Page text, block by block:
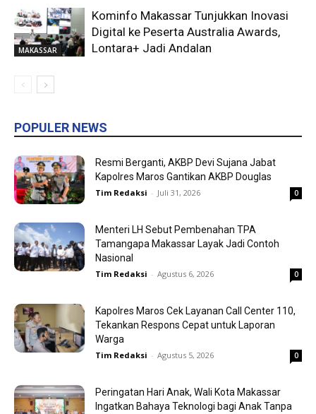
MAKASSAR
Kominfo Makassar Tunjukkan Inovasi
Digital ke Peserta Australia Awards,
Lontara+ Jadi Andalan
POPULER NEWS
Resmi Berganti, AKBP Devi Sujana Jabat
Kapolres Maros Gantikan AKBP Douglas
Tim Redaksi - Juli 31, 2026 0
Menteri LH Sebut Pembenahan TPA
Tamangapa Makassar Layak Jadi Contoh
Nasional
Tim Redaksi - Agustus 6, 2026 0
Kapolres Maros Cek Layanan Call Center 110,
Tekankan Respons Cepat untuk Laporan
Warga
Tim Redaksi - Agustus 5, 2026 0
Peringatan Hari Anak, Wali Kota Makassar
Ingatkan Bahaya Teknologi bagi Anak Tanpa